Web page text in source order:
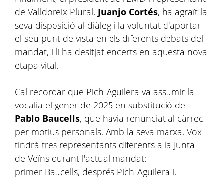
de Valldoreix Plural, Juanjo Cortés, ha agraït la
seva disposició al diàleg i la voluntat d'aportar
el seu punt de vista en els diferents debats del
mandat, i li ha desitjat encerts en aquesta nova
etapa vital.
Cal recordar que Pich-Aguilera va assumir la
vocalia el gener de 2025 en substitució de
Pablo Baucells, que havia renunciat al càrrec
per motius personals. Amb la seva marxa, Vox
tindrà tres representants diferents a la Junta
de Veïns durant l'actual mandat:
primer Baucells, després Pich-Aguilera i,